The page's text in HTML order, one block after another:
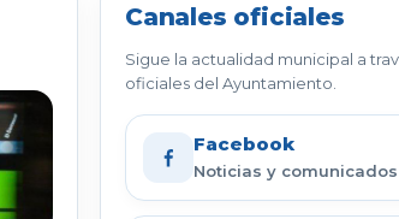
Canales oficiales
Sigue la actualidad municipal a
oficiales del Ayuntamiento.
Facebook
Noticias y comunicados